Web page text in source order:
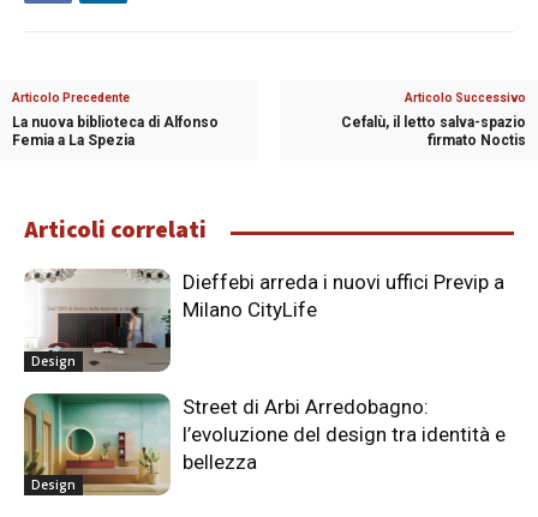
Articolo Precedente
La nuova biblioteca di Alfonso
Femia a La Spezia
Articolo Successivo
Cefalù, il letto salva-spazio
firmato Noctis
Articoli correlati
Design
Dieffebi arreda i nuovi uffici Previp a
Milano CityLife
Design
Street di Arbi Arredobagno:
l’evoluzione del design tra identità e
bellezza